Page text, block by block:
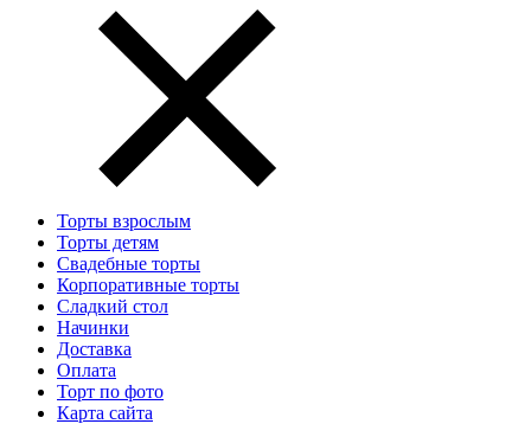
Торты взрослым
Торты детям
Свадебные торты
Корпоративные торты
Сладкий стол
Начинки
Доставка
Оплата
Торт по фото
Карта сайта